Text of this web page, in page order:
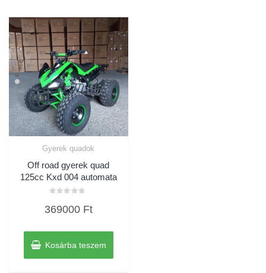
Gyerek quadok
Off road gyerek quad
125cc Kxd 004 automata
0
369000 Ft
Kosárba teszem